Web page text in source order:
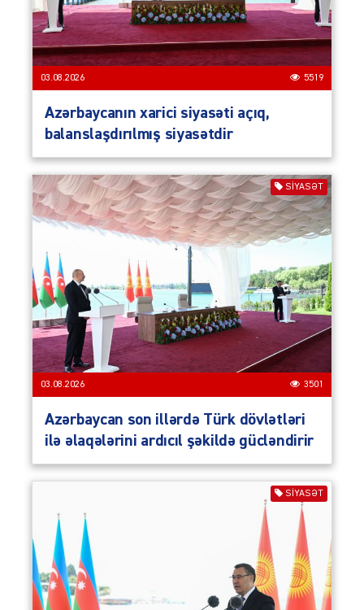
03.08.2026 5519
Azərbaycanın xarici siyasəti açıq,
balanslaşdırılmış siyasətdir
SIYASƏT
03.08.2026 3501
Azərbaycan son illərdə Türk dövlətləri
ilə əlaqələrini ardıcıl şəkildə gücləndirir
SIYASƏT